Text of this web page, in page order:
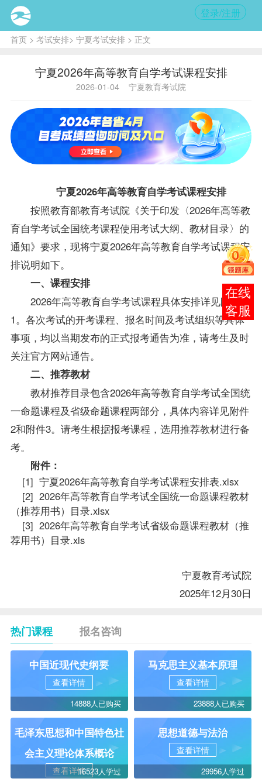
登录/注册
首页> 考试安排> 宁夏考试安排> 正文
宁夏2026年高等教育自学考试课程安排
2026-01-04 宁夏教育考试院
宁夏2026年高等教育自学考试课程安排
按照教育部教育考试院《关于印发〈2026年高等教
育自学考试全国统考课程使用考试大纲、教材目录〉的
通知》要求，现将宁夏2026年高等教育自学考试课程安
排说明如下。
一、课程安排
2026年高等教育自学考试课程具体安排详见附件
1。各次考试的开考课程、报名时间及考试组织等具体
事项，均以当期发布的正式报考通告为准，请考生及时
关注官方网站通告。
二、推荐教材
教材推荐目录包含2026年高等教育自学考试全国统
一命题课程及省级命题课程两部分，具体内容详见附件
2和附件3。请考生根据报考课程，选用推荐教材进行备
考。
附件：
[1] 宁夏2026年高等教育自学考试课程安排表.xlsx
[2] 2026年高等教育自学考试全国统一命题课程教材
（推荐用书）目录.xlsx
[3] 2026年高等教育自学考试省级命题课程教材（推
荐用书）目录.xls
宁夏教育考试院
2025年12月30日
热门课程 报名咨询
中国近现代史纲要
查看详情
14888人已购买
马克思主义基本原理
查看详情
23888人已购买
毛泽东思想和中国特色社
会主义理论体系概论
查看详情16523人学过
思想道德与法治
查看详情
29956人学过
报考
咨询